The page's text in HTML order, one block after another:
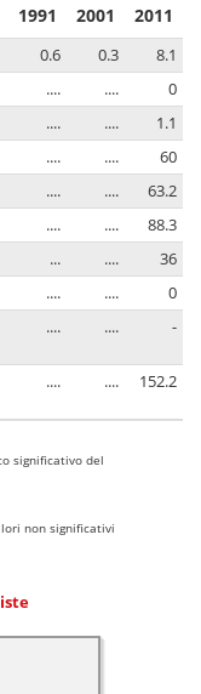
1991 2001 2011
0.6 0.3
8.1
.... ....
0
.... ....
1.1
.... ....
60
.... ....
63.2
.... ....
88.3
... ....
36
.... ....
0
.... .... -
.... .... 152.2
significativo del
non significativi